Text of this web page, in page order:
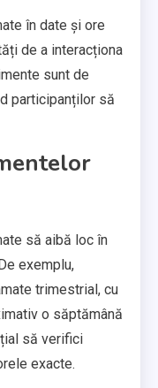
în date și ore
de a interacționa
sunt de
participanților să
să aibă loc în
exemplu,
trimestrial, cu
o săptămână
să verifici
exacte.